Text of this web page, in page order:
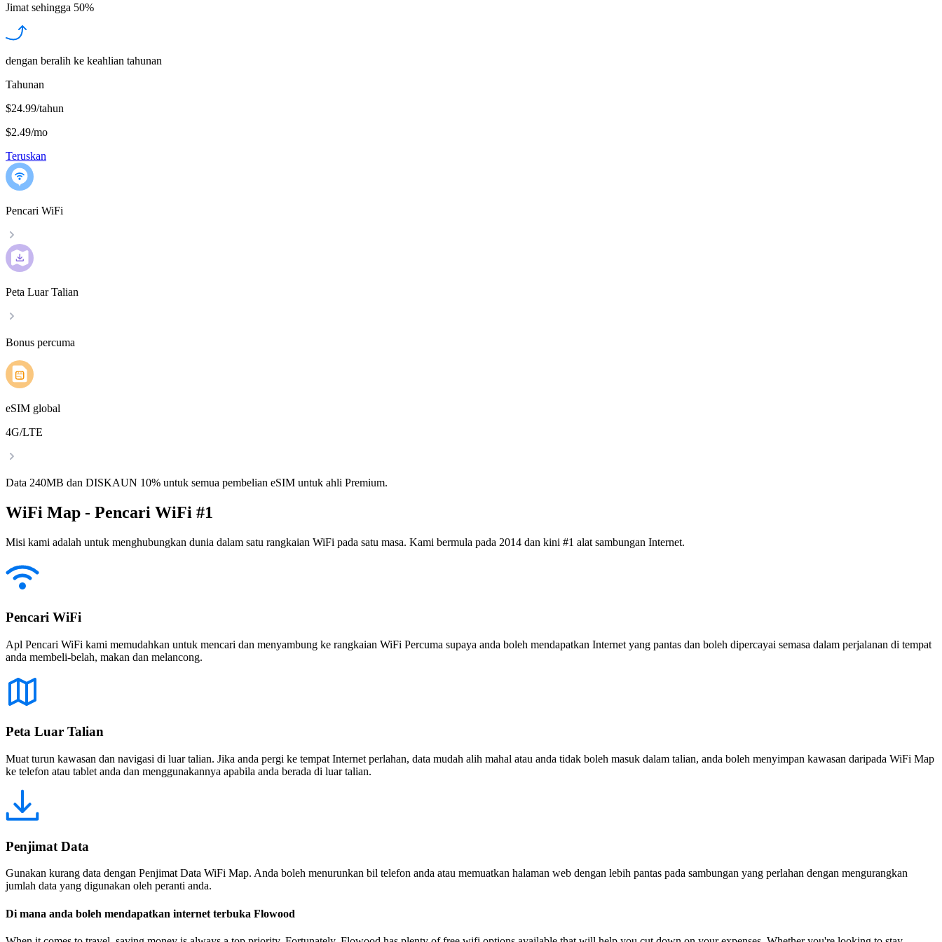
Jimat sehingga 50%
dengan beralih ke keahlian tahunan
Tahunan
$24.99/tahun
$2.49/mo
Teruskan
Pencari WiFi
Peta Luar Talian
Bonus percuma
eSIM global
4G/LTE
Data 240MB dan DISKAUN 10% untuk semua pembelian eSIM untuk ahli Premium.
WiFi Map - Pencari WiFi #1
Misi kami adalah untuk menghubungkan dunia dalam satu rangkaian WiFi pada satu masa. Kami bermula pada 2014 dan kini #1 alat sambungan Internet.
Pencari WiFi
Apl Pencari WiFi kami memudahkan untuk mencari dan menyambung ke rangkaian WiFi Percuma supaya anda boleh mendapatkan Internet yang pantas dan boleh dipercayai semasa dalam perjalanan di tempat
anda membeli-belah, makan dan melancong.
Peta Luar Talian
Muat turun kawasan dan navigasi di luar talian. Jika anda pergi ke tempat Internet perlahan, data mudah alih mahal atau anda tidak boleh masuk dalam talian, anda boleh menyimpan kawasan daripada WiFi Map
ke telefon atau tablet anda dan menggunakannya apabila anda berada di luar talian.
Penjimat Data
Gunakan kurang data dengan Penjimat Data WiFi Map. Anda boleh menurunkan bil telefon anda atau memuatkan halaman web dengan lebih pantas pada sambungan yang perlahan dengan mengurangkan
jumlah data yang digunakan oleh peranti anda.
Di mana anda boleh mendapatkan internet terbuka Flowood